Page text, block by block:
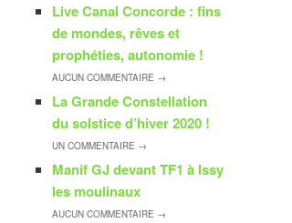
Live Canal Concorde : fins
de mondes, rêves et
prophéties, autonomie !
AUCUN COMMENTAIRE →
La Grande Constellation
du solstice d’hiver 2020 !
UN COMMENTAIRE →
Manif GJ devant TF1 à Issy
les moulinaux
AUCUN COMMENTAIRE →